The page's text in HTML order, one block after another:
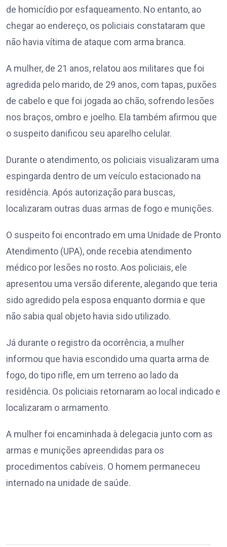
de homicídio por esfaqueamento. No entanto, ao
chegar ao endereço, os policiais constataram que
não havia vítima de ataque com arma branca.
A mulher, de 21 anos, relatou aos militares que foi
agredida pelo marido, de 29 anos, com tapas, puxões
de cabelo e que foi jogada ao chão, sofrendo lesões
nos braços, ombro e joelho. Ela também afirmou que
o suspeito danificou seu aparelho celular.
Durante o atendimento, os policiais visualizaram uma
espingarda dentro de um veículo estacionado na
residência. Após autorização para buscas,
localizaram outras duas armas de fogo e munições.
O suspeito foi encontrado em uma Unidade de Pronto
Atendimento (UPA), onde recebia atendimento
médico por lesões no rosto. Aos policiais, ele
apresentou uma versão diferente, alegando que teria
sido agredido pela esposa enquanto dormia e que
não sabia qual objeto havia sido utilizado.
Já durante o registro da ocorrência, a mulher
informou que havia escondido uma quarta arma de
fogo, do tipo rifle, em um terreno ao lado da
residência. Os policiais retornaram ao local indicado e
localizaram o armamento.
A mulher foi encaminhada à delegacia junto com as
armas e munições apreendidas para os
procedimentos cabíveis. O homem permaneceu
internado na unidade de saúde.